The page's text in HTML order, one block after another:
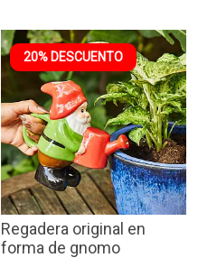
20% DESCUENTO
Regadera original en
forma de gnomo